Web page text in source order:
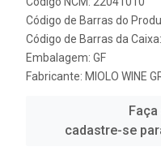
Código de Barras do
Código de Barras da
Embalagem: GF
Fabricante: MIOLO WINE
cadastre-se